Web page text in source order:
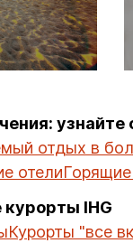
отдых в
отели
IHG
Курорты "все